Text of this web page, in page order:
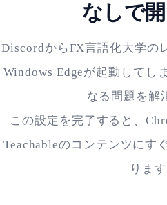
なしで
DiscordからFX言語化大学の
Windows Edgeが起動してし
なる問題を解
この設定を完了すると、
Teachableのコンテンツにす
ります